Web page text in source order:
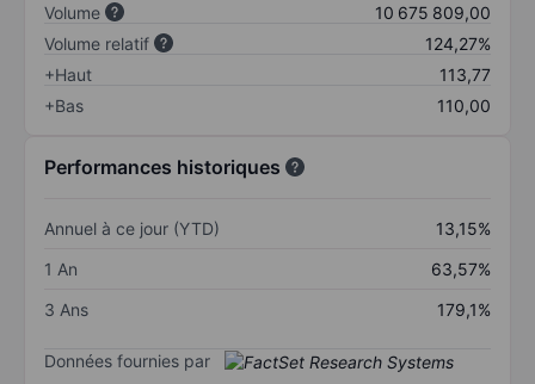
Volume
10 675 809,00
Volume relatif
124,27%
+Haut
113,77
+Bas
110,00
Performances historiques
Annuel à ce jour (YTD)
13,15%
1 An
63,57%
3 Ans
179,1%
Données fournies par